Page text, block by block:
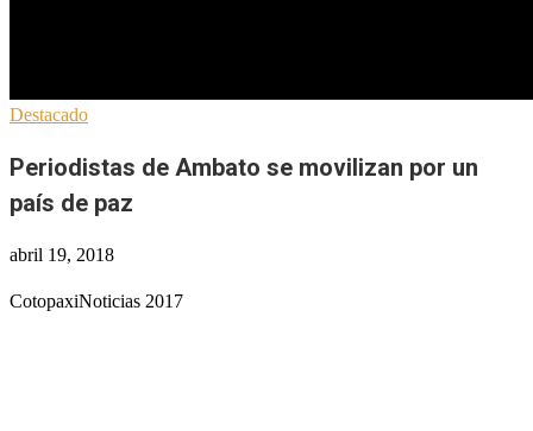
Destacado
Periodistas de Ambato se movilizan por un
país de paz
abril 19, 2018
CotopaxiNoticias 2017